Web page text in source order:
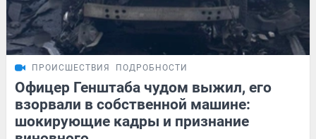
ПРОИСШЕСТВИЯ ПОДРОБНОСТИ
Офицер Генштаба чудом выжил, его
взорвали в собственной машине:
шокирующие кадры и признание